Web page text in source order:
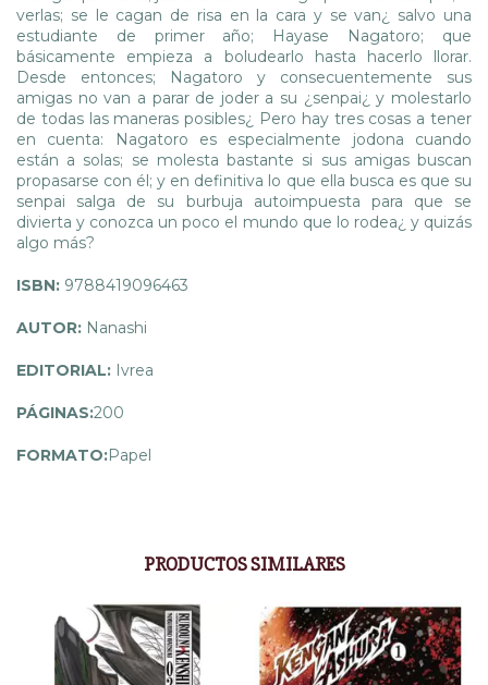
verlas; se le cagan de risa en la cara y se van¿ salvo una
estudiante de primer año; Hayase Nagatoro; que
básicamente empieza a boludearlo hasta hacerlo llorar.
Desde entonces; Nagatoro y consecuentemente sus
amigas no van a parar de joder a su ¿senpai¿ y molestarlo
de todas las maneras posibles¿ Pero hay tres cosas a tener
en cuenta: Nagatoro es especialmente jodona cuando
están a solas; se molesta bastante si sus amigas buscan
propasarse con él; y en definitiva lo que ella busca es que su
senpai salga de su burbuja autoimpuesta para que se
divierta y conozca un poco el mundo que lo rodea¿ y quizás
algo más?
ISBN: 9788419096463
AUTOR: Nanashi
EDITORIAL: Ivrea
PÁGINAS:200
FORMATO:Papel
PRODUCTOS SIMILARES